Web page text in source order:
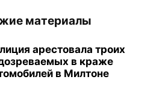
материалы
арестовала троих
в краже
в Милтоне